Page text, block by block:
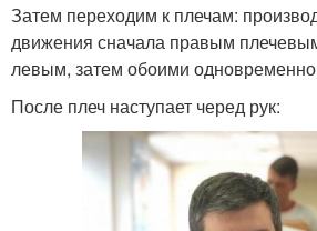
Затем переходим к плечам:
движения сначала правым
левым, затем обоими
После плеч наступает черед рук: